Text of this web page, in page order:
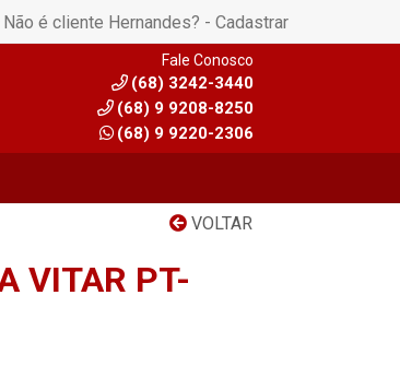
Não é cliente Hernandes? - Cadastrar
Fale Conosco
(68) 3242-3440
(68) 9 9208-8250
(68) 9 9220-2306
VOLTAR
VITAR PT-